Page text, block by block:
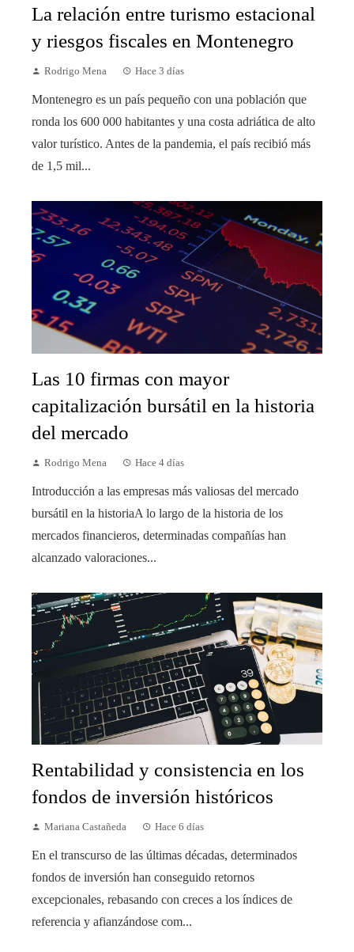
La relación entre turismo estacional
y riesgos fiscales en Montenegro
Rodrigo Mena Hace 3 días
Montenegro es un país pequeño con una población que
ronda los 600 000 habitantes y una costa adriática de alto
valor turístico. Antes de la pandemia, el país recibió más
de 1,5 mil...
Las 10 firmas con mayor
capitalización bursátil en la historia
del mercado
Rodrigo Mena Hace 4 días
Introducción a las empresas más valiosas del mercado
bursátil en la historiaA lo largo de la historia de los
mercados financieros, determinadas compañías han
alcanzado valoraciones...
Rentabilidad y consistencia en los
fondos de inversión históricos
Mariana Castañeda Hace 6 días
En el transcurso de las últimas décadas, determinados
fondos de inversión han conseguido retornos
excepcionales, rebasando con creces a los índices de
referencia y afianzándose com...